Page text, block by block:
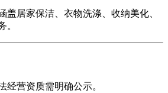
盖居家保洁、衣物洗涤、收纳美化、
。
经营资质需明确公示。